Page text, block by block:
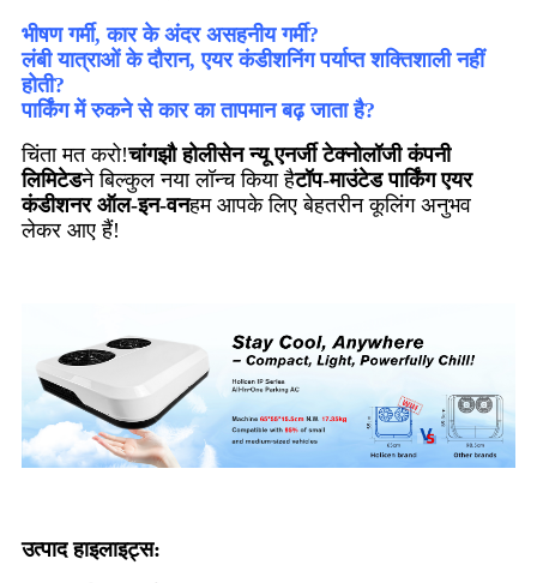
भीषण गर्मी, कार के अंदर असहनीय गर्मी?
लंबी यात्राओं के दौरान, एयर कंडीशनिंग पर्याप्त शक्तिशाली नहीं
होती?
पार्किंग में रुकने से कार का तापमान बढ़ जाता है?
चिंता मत करो!चांगझौ होलीसेन न्यू एनर्जी टेक्नोलॉजी कंपनी
लिमिटेडने बिल्कुल नया लॉन्च किया हैटॉप-माउंटेड पार्किंग एयर
कंडीशनर ऑल-इन-वनहम आपके लिए बेहतरीन कूलिंग अनुभव
लेकर आए हैं!
उत्पाद हाइलाइट्स: